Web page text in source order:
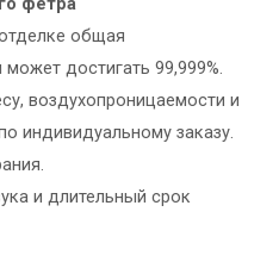
общая
достигать 99,999%.
воздухопроницаемости и
индивидуальному заказу.
и длительный срок